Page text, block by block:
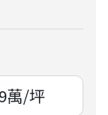
萬/坪